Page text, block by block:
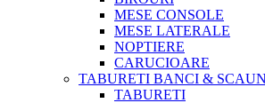
MESE CONSOLE
MESE LATERALE
NOPTIERE
CARUCIOARE
TABURETI BANCI &
TABURETI